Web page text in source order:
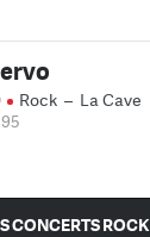
Rock – La Cave
CONCERTS ROCK